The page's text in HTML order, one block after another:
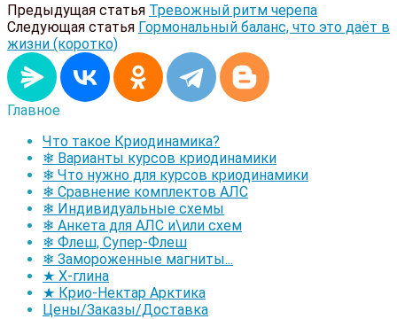
Предыдущая статья Тревожный ритм черепа
Следующая статья Гормональный баланс, что это даёт в
жизни (коротко)
Главное
Что такое Криодинамика?
❄ Варианты курсов криодинамики
❄ Что нужно для курсов криодинамики
❄ Сравнение комплектов АЛС
❄ Индивидуальные схемы
❄ Анкета для АЛС и\или схем
❄ Флеш, Супер-Флеш
❄ Замороженные магниты...
★ Х-глина
★ Крио-Нектар Арктика
Цены/Заказы/Доставка